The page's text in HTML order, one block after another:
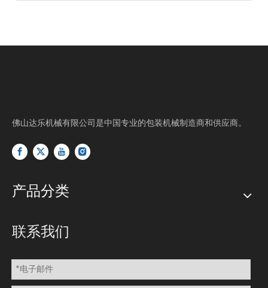
佛山达乐机械有限公司是中国专业的包装机械制造商和供应商。
产品分类
联系我们